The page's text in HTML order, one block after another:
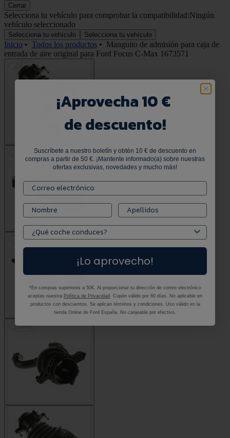
Cerrar
Selecciona tu vehículo para comprobar la compatibilidad:Ningún
vehículo seleccionado
Selecciona tu vehículo Selecciona tu vehículo
Inicio • Todos los productos • Manguito de admisión para caja de
entrada de aire original para Ford Focus C-Max 1673571
¡Aprovecha 10 €
de descuento!
Suscríbete a nuestro boletín y obtén 10 € de descuento en
compras a partir de 50 €. ¡Mantente informado(a) sobre nuestras
ofertas exclusivas, novedades y mucho más!
¡Lo aprovecho!
*En compras superiores a 50€. Al proporcionar tu dirección de correo electrónico
aceptas nuestra Política de Privacidad . Cupón válido por 60 días. No aplicable en
productos con descuentos. Se aplican términos y condiciones. Uso válido en la
tienda Online de Ford España. No canjeable por efectivo.